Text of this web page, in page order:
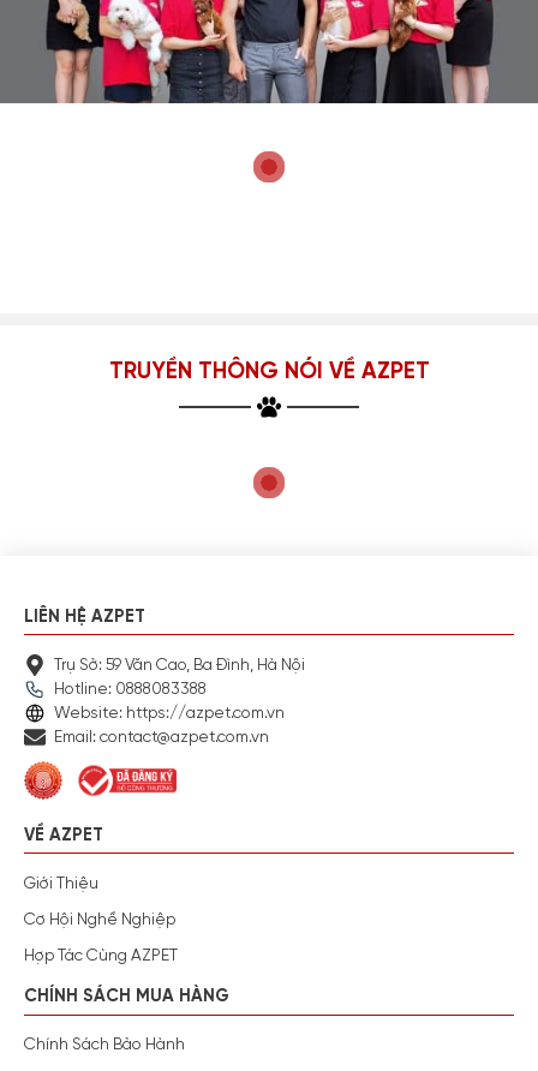
TRUYỀN THÔNG NÓI VỀ AZPET
LIÊN HỆ AZPET
Trụ Sở: 59 Văn Cao, Ba Đình, Hà Nội
Hotline: 0888083388
Website: https://azpet.com.vn
Email: contact@azpet.com.vn
VỀ AZPET
Giới Thiệu
Cơ Hội Nghề Nghiệp
Hợp Tác Cùng AZPET
CHÍNH SÁCH MUA HÀNG
Chính Sách Bảo Hành